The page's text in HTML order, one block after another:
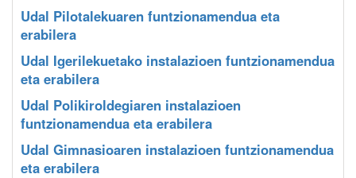
Udal Pilotalekuaren funtzionamendua eta
erabilera
Udal Igerilekuetako instalazioen funtzionamendua
eta erabilera
Udal Polikiroldegiaren instalazioen
funtzionamendua eta erabilera
Udal Gimnasioaren instalazioen funtzionamendua
eta erabilera